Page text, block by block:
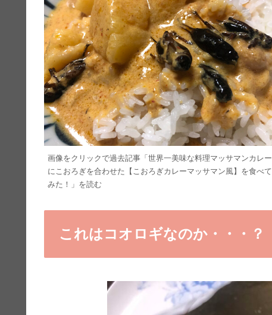
画像をクリックで過去記事「世界一美味な料理マッサマンカレー
にこおろぎを合わせた【こおろぎカレーマッサマン風】を食べて
みた！」を読む
これはコオロギなのか・・・？